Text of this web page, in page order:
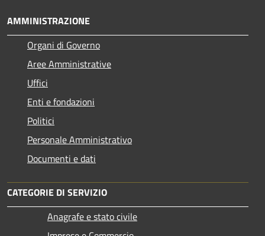
AMMINISTRAZIONE
Organi di Governo
Aree Amministrative
Uffici
Enti e fondazioni
Politici
Personale Amministrativo
Documenti e dati
CATEGORIE DI SERVIZIO
Anagrafe e stato civile